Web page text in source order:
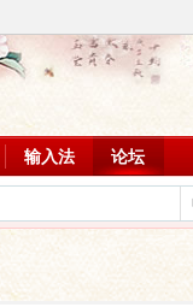
输入法 论坛